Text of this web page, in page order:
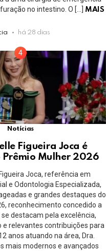
no intestino. O […]
MAIS
há 28 dias
Notícias
Figueira Joca é
Prêmio Mulher 2026
Joca, referência em
e Odontologia Especializada,
e grandes destaques do
reconhecimento concedido a
destacam pela excelência,
relevantes contribuições para
anos atuando na área, Dra.
mais modernos e avançados